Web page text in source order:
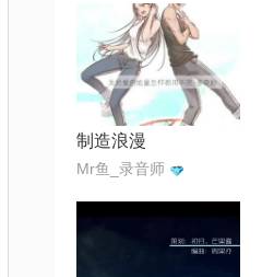
制造浪漫
Mr鱼_录音师